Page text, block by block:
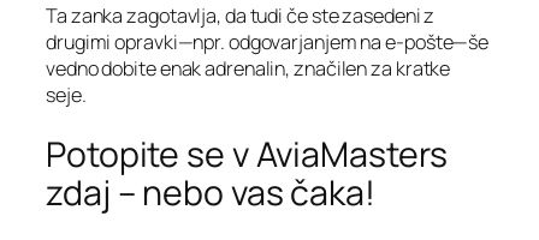
Ta zanka zagotavlja, da tudi če ste zasedeni z
drugimi opravki—npr. odgovarjanjem na e‑pošte—še
vedno dobite enak adrenalin, značilen za kratke
seje.
Potopite se v AviaMasters
zdaj – nebo vas čaka!